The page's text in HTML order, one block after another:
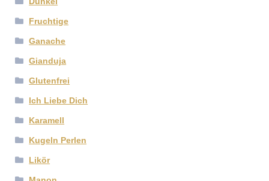
Fruchtige
Ganache
Gianduja
Glutenfrei
Ich Liebe Dich
Karamell
Kugeln Perlen
Likör